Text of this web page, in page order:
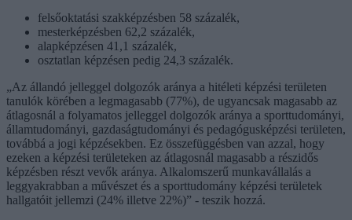
felsőoktatási szakképzésben 58 százalék,
mesterképzésben 62,2 százalék,
alapképzésen 41,1 százalék,
osztatlan képzésen pedig 24,3 százalék.
„Az állandó jelleggel dolgozók aránya a hitéleti képzési területen
tanulók körében a legmagasabb (77%), de ugyancsak magasabb az
átlagosnál a folyamatos jelleggel dolgozók aránya a sporttudományi,
államtudományi, gazdaságtudományi és pedagógusképzési területen,
továbbá a jogi képzésekben. Ez összefüggésben van azzal, hogy
ezeken a képzési területeken az átlagosnál magasabb a részidős
képzésben részt vevők aránya. Alkalomszerű munkavállalás a
leggyakrabban a művészet és a sporttudomány képzési területek
hallgatóit jellemzi (24% illetve 22%)” - teszik hozzá.